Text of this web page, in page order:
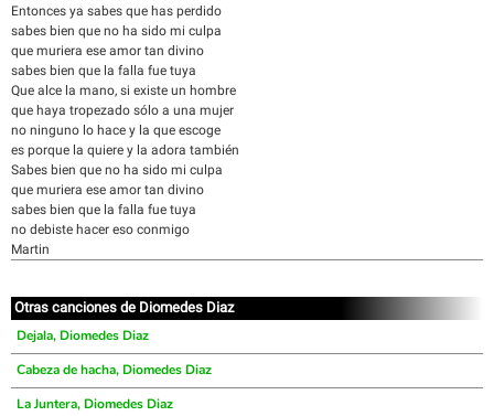
Entonces ya sabes que has perdido
sabes bien que no ha sido mi culpa
que muriera ese amor tan divino
sabes bien que la falla fue tuya
Que alce la mano, si existe un hombre
que haya tropezado sólo a una mujer
no ninguno lo hace y la que escoge
es porque la quiere y la adora también
Sabes bien que no ha sido mi culpa
que muriera ese amor tan divino
sabes bien que la falla fue tuya
no debiste hacer eso conmigo
Martin
Otras canciones de Diomedes Diaz
Dejala, Diomedes Diaz
Cabeza de hacha, Diomedes Diaz
La Juntera, Diomedes Diaz